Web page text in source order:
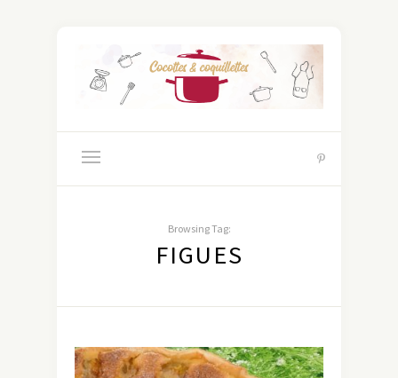
Browsing Tag:
FIGUES